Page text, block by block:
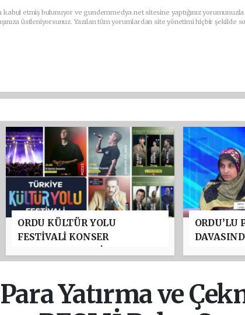
kabul etmiş bulunuyor ve gundemmedya.net sitesine yaptığınız
üstleniyorsunuz. Yazılan tüm yorumlardan site yönetimi hiçbir şekilde
ORDU KÜLTÜR YOLU
FESTİVALİ KONSER
ORDU’LU
Yatırma ve